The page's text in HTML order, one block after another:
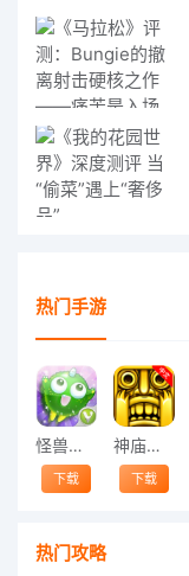
热门手游
怪兽跳跃
下载
神庙逃亡中文版
下载
热门攻略